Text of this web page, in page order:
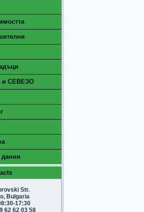
и СЕВЕЗО
Str.
Bulgaria
17:30
62 62 03 58